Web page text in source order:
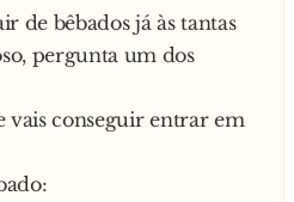
de bêbados já às tantas
pergunta um dos
vais conseguir entrar em